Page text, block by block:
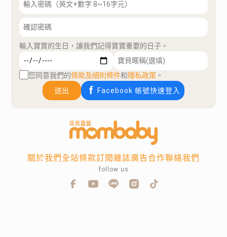
輸入寶寶的生日，讓我們記得寶寶重要的日子。
您同意我們的條款及細則條件和隱私政策 。
送出
Facebook 帳號快速登入
關於我們全站條款訂閱雜誌廣告合作聯絡我們
follow us